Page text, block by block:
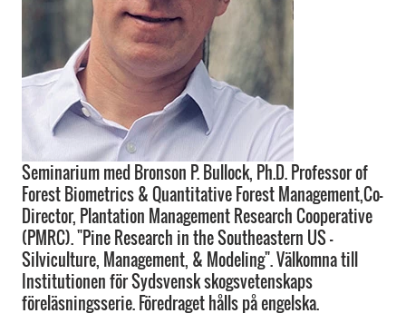
Seminarium med Bronson P. Bullock, Ph.D. Professor of
Forest Biometrics & Quantitative Forest Management,Co-
Director, Plantation Management Research Cooperative
(PMRC). "Pine Research in the Southeastern US –
Silviculture, Management, & Modeling". Välkomna till
Institutionen för Sydsvensk skogsvetenskaps
föreläsningsserie. Föredraget hålls på engelska.